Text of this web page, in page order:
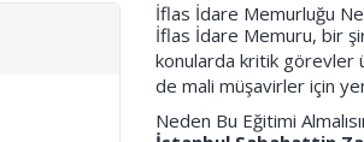
İflas İdare Memurluğu
İflas İdare Memuru, bir
konularda kritik görevler
de mali müşavirler için
Neden Bu Eğitimi